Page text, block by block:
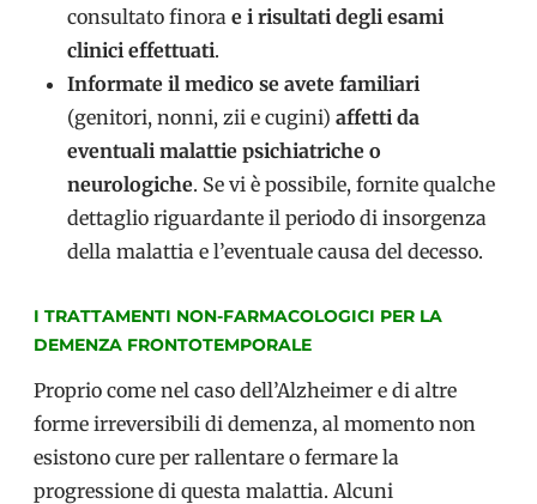
consultato finora e i risultati degli esami
clinici effettuati.
Informate il medico se avete familiari
(genitori, nonni, zii e cugini) affetti da
eventuali malattie psichiatriche o
neurologiche. Se vi è possibile, fornite qualche
dettaglio riguardante il periodo di insorgenza
della malattia e l’eventuale causa del decesso.
I TRATTAMENTI NON-FARMACOLOGICI PER LA
DEMENZA FRONTOTEMPORALE
Proprio come nel caso dell’Alzheimer e di altre
forme irreversibili di demenza, al momento non
esistono cure per rallentare o fermare la
progressione di questa malattia. Alcuni